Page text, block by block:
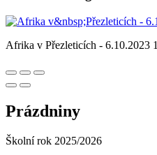
Afrika v Přezleticích - 6.10.2023 1
Prázdniny
Školní rok 2025/2026